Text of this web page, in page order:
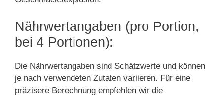
Nährwertangaben (pro Portion,
bei 4 Portionen):
Die Nährwertangaben sind Schätzwerte und können
je nach verwendeten Zutaten variieren. Für eine
präzisere Berechnung empfehlen wir die